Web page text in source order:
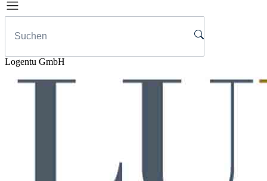
Logentu GmbH